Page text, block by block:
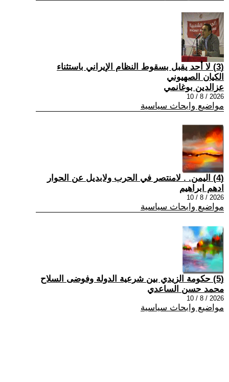
(3) لا أحد يقبل بسقوط النظام الإيراني باستثناء
الكيان الصهيوني
عزالدين بوغانمي
2026 / 8 / 10
مواضيع وابحاث سياسية
(4) اليمن. . لامنتصر في الحرب ولابديل عن الحوار
ادهم ابراهيم
2026 / 8 / 10
مواضيع وابحاث سياسية
(5) حكومة الزيدي بين شرعية الدولة وفوضى السلاح
محمد حسن الساعدي
2026 / 8 / 10
مواضيع وابحاث سياسية